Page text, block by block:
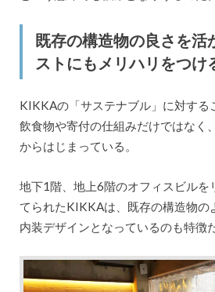
既存の構造物の良さを活
ストにもメリハリをつけ
KIKKAの「サステナブル」に対する
飲食物や寄付の仕組みだけではなく
からはじまっている。
地下1階、地上6階のオフィスビルを
てられたKIKKAは、既存の構造物の
内装デザインとなっているのも特徴だ